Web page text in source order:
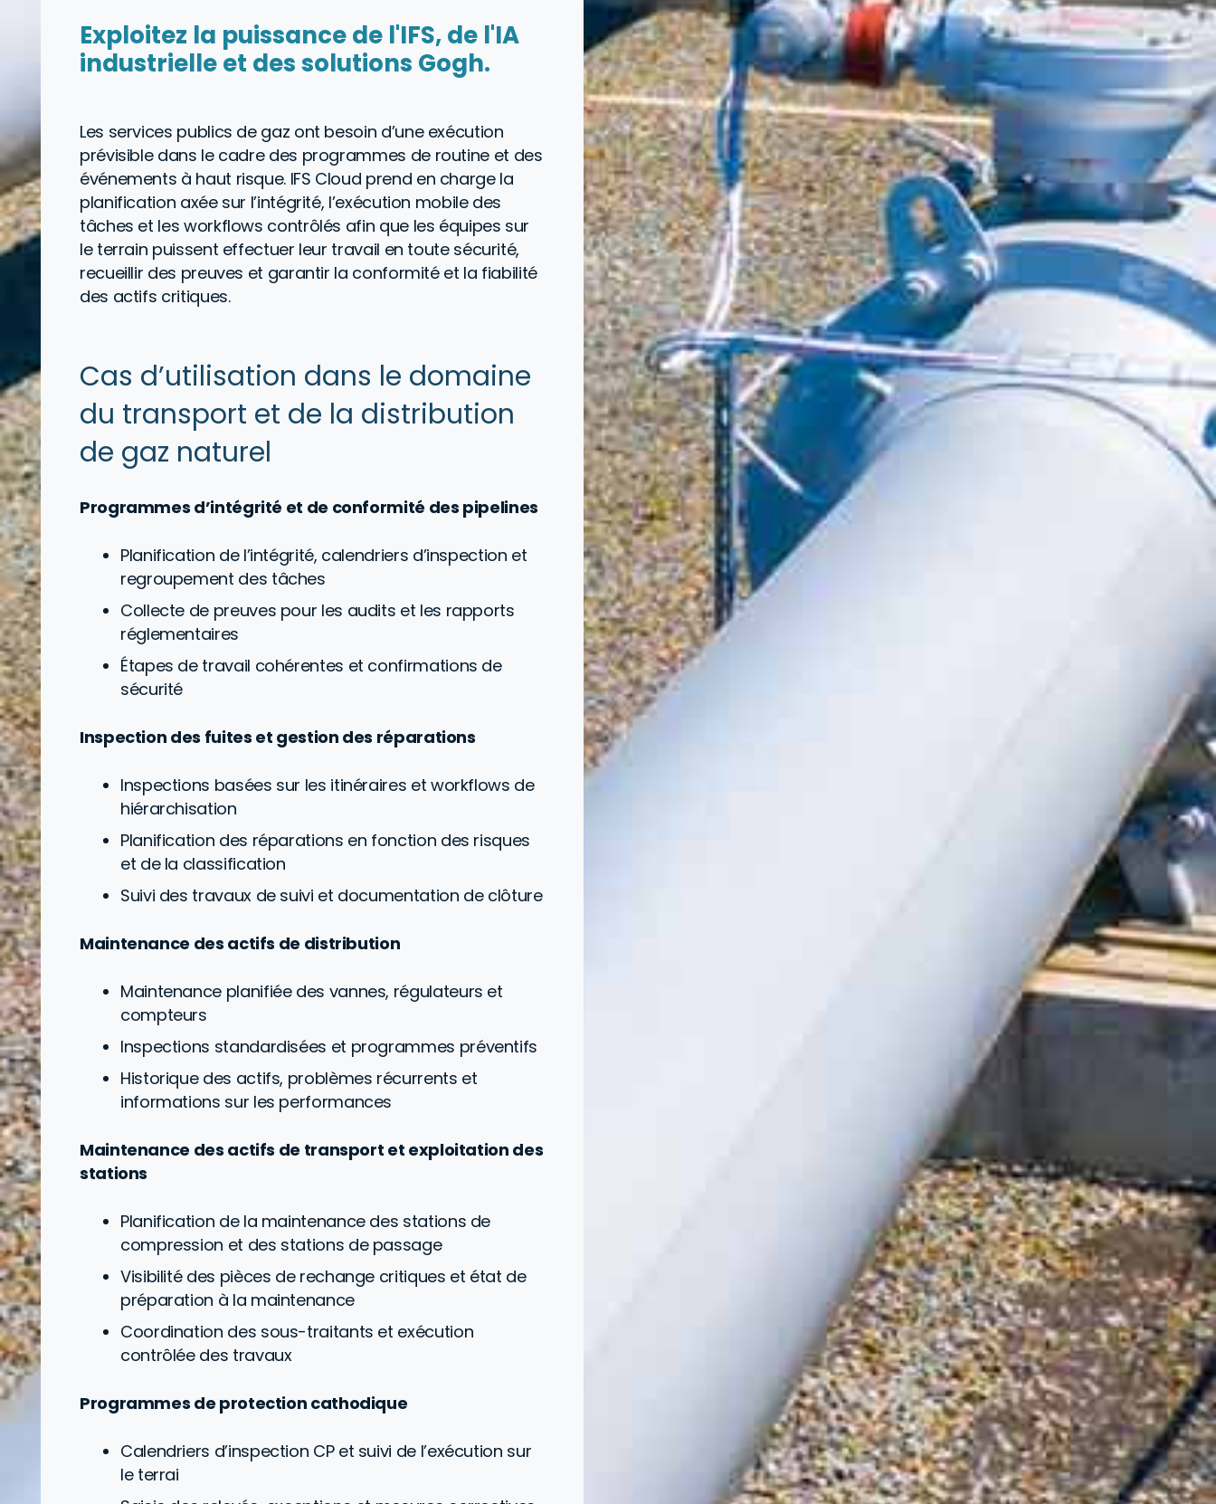
Exploitez la puissance de l'IFS, de l'IA
industrielle et des solutions Gogh.
Les services publics de gaz ont besoin d’une exécution
prévisible dans le cadre des programmes de routine et des
événements à haut risque. IFS Cloud prend en charge la
planification axée sur l’intégrité, l’exécution mobile des
tâches et les workflows contrôlés afin que les équipes sur
le terrain puissent effectuer leur travail en toute sécurité,
recueillir des preuves et garantir la conformité et la fiabilité
des actifs critiques.
Cas d’utilisation dans le domaine
du transport et de la distribution
de gaz naturel
Programmes d’intégrité et de conformité des pipelines
Planification de l’intégrité, calendriers d’inspection et
regroupement des tâches
Collecte de preuves pour les audits et les rapports
réglementaires
Étapes de travail cohérentes et confirmations de
sécurité
Inspection des fuites et gestion des réparations
Inspections basées sur les itinéraires et workflows de
hiérarchisation
Planification des réparations en fonction des risques
et de la classification
Suivi des travaux de suivi et documentation de clôture
Maintenance des actifs de distribution
Maintenance planifiée des vannes, régulateurs et
compteurs
Inspections standardisées et programmes préventifs
Historique des actifs, problèmes récurrents et
informations sur les performances
Maintenance des actifs de transport et exploitation des
stations
Planification de la maintenance des stations de
compression et des stations de passage
Visibilité des pièces de rechange critiques et état de
préparation à la maintenance
Coordination des sous-traitants et exécution
contrôlée des travaux
Programmes de protection cathodique
Calendriers d’inspection CP et suivi de l’exécution sur
le terrai